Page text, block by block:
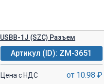
USBB-1J (SZC) Разъем
Артикул (ID): ZM-3651
Цена с НДС от 10.98 ₽